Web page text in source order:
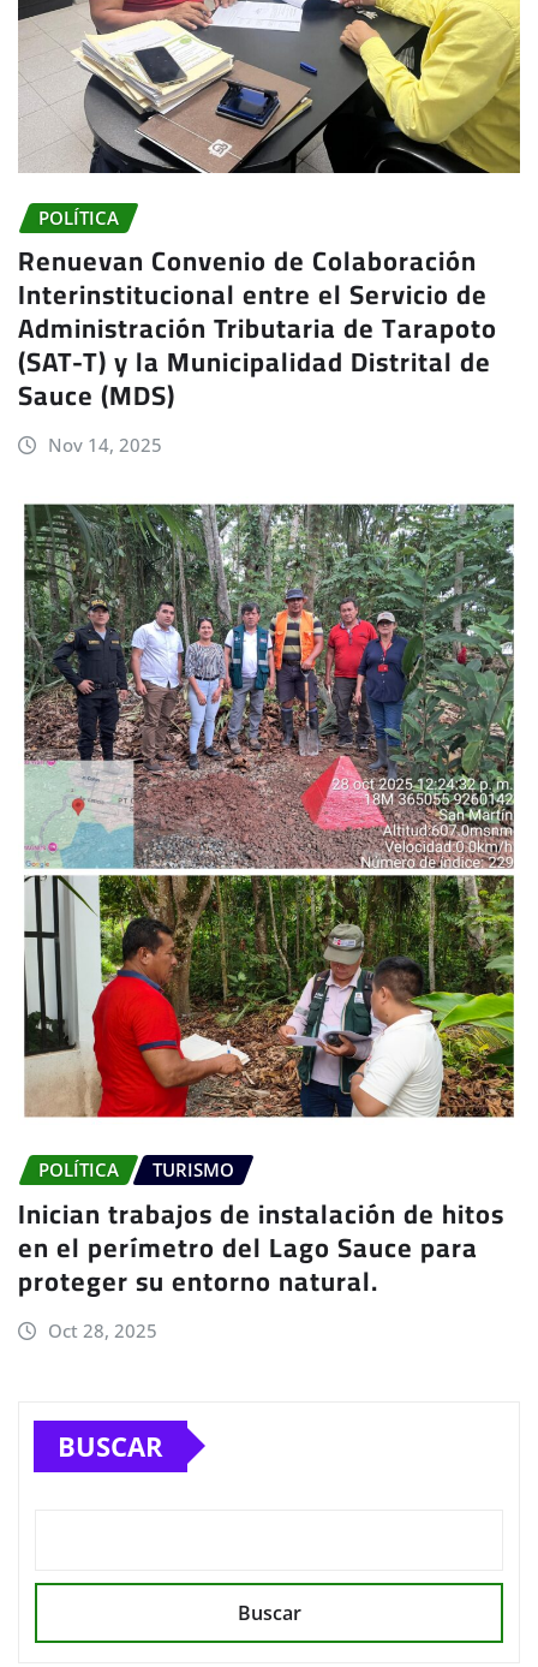
POLÍTICA
Renuevan Convenio de Colaboración
Interinstitucional entre el Servicio de
Administración Tributaria de Tarapoto
(SAT-T) y la Municipalidad Distrital de
Sauce (MDS)
Nov 14, 2025
POLÍTICA TURISMO
Inician trabajos de instalación de hitos
en el perímetro del Lago Sauce para
proteger su entorno natural.
Oct 28, 2025
BUSCAR
Buscar